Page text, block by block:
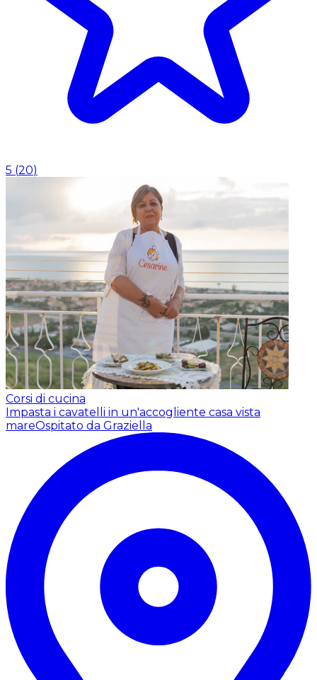
5 (20)
Corsi di cucina
Impasta i cavatelli in un'accogliente casa vista
mareOspitato da Graziella